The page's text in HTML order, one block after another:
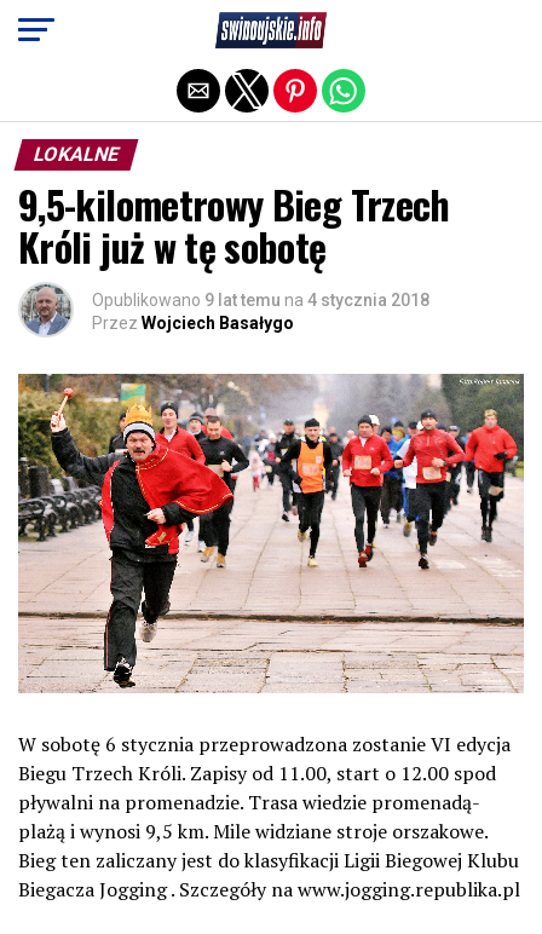
LOKALNE
9,5-kilometrowy Bieg Trzech
Króli już w tę sobotę
Opublikowano 9 lat temu na 4 stycznia 2018
Przez Wojciech Basałygo
W sobotę 6 stycznia przeprowadzona zostanie VI edycja
Biegu Trzech Króli. Zapisy od 11.00, start o 12.00 spod
pływalni na promenadzie. Trasa wiedzie promenadą-
plażą i wynosi 9,5 km. Mile widziane stroje orszakowe.
Bieg ten zaliczany jest do klasyfikacji Ligii Biegowej Klubu
Biegacza Jogging . Szczegóły na www.jogging.republika.pl
Exit mobile version